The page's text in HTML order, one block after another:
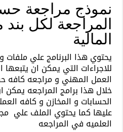
نموذج مراجعة
المراجعة لكل بند
المالية
يحتوي هذا البرنامج علي
للاجراءات التي يمكن ان
العمل المهني و مراجعه كافه
خلال هذا برامج المراجعه يمكن
الحسابات و المخازن و كافه
عليها كما يحتوي الملف علي
العلميه في المراجعه